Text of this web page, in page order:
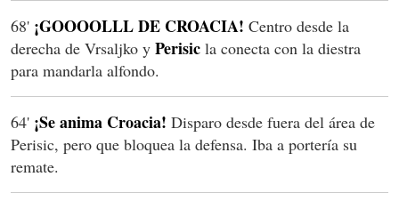
68' ¡GOOOOLLL DE CROACIA! Centro desde la
derecha de Vrsaljko y Perisic la conecta con la diestra
para mandarla alfondo.
64' ¡Se anima Croacia! Disparo desde fuera del área de
Perisic, pero que bloquea la defensa. Iba a portería su
remate.